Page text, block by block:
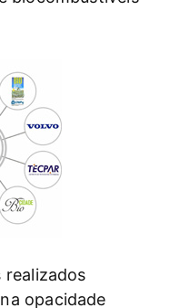
opacidade